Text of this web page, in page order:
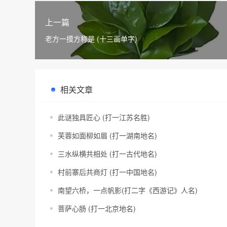
上一篇
老方一摸方称是 (十三画单字)
相关文章
此谜独具匠心 (打一江苏名胜)
芙蓉如面柳如眉 (打一湖南地名)
三水纵横共相处 (打一古代地名)
村前寨后共商灯 (打一中国地名)
南望六桥，一点帆影(打二字《西游记》人名)
菩萨心肠 (打一北京地名)